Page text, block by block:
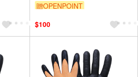
贈OPENPOINT
$100